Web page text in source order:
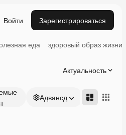
Войти Зарегистрироваться
еда здоровый образ жизни
Актуальность
Адвансд